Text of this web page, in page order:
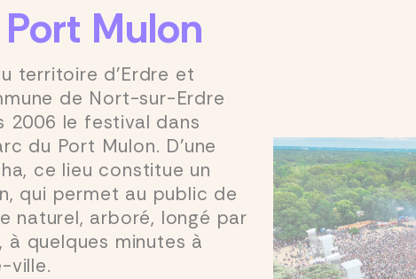
Mulon
territoire d’Erdre et
de Nort-sur-Erdre
2006 le festival dans
du Port Mulon. D’une
ce lieu constitue un
qui permet au public de
naturel, arboré, longé par
à quelques minutes à
ville.